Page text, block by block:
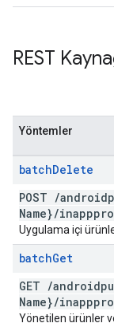
REST
Yöntemler
batchDelete
POST /
Name}/
Uygulama içi
batchGet
GET /
Name}/
Yönetilen ürünler